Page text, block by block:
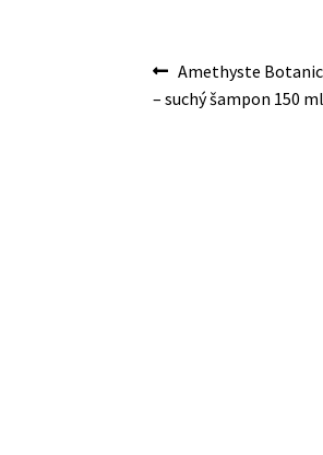
Navigace
pro
Předchozí
příspěvek:
Amethyste
– suchý šampon 150 ml